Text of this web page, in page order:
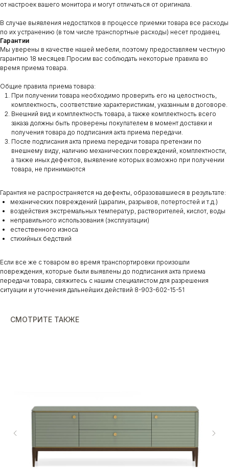
от настроек вашего монитора и могут отличаться от оригинала.
В случае выявления недостатков в процессе приемки товара все расходы
по их устранению (в том числе транспортные расходы) несет продавец.
Гарантии
Мы уверены в качестве нашей мебели, поэтому предоставляем честную
гарантию 18 месяцев.Просим вас соблюдать некоторые правила во
время приема товара.
Общие правила приема товара:
При получении товара необходимо проверить его на целостность,
комплектность, соответствие характеристикам, указанным в договоре.
Внешний вид и комплектность товара, а также комплектность всего
заказа должны быть проверены покупателем в момент доставки и
получения товара до подписания акта приема передачи.
После подписания акта приема передачи товара претензии по
внешнему виду, наличию механических повреждений, комплектности,
а также иных дефектов, выявление которых возможно при получении
товара, не принимаются
Гарантия не распространяется на дефекты, образовавшиеся в результате:
механических повреждений (царапин, разрывов, потертостей и т.д.)
воздействия экстремальных температур, растворителей, кислот, воды
неправильного использования (эксплуатации)
естественного износа
стихийных бедствий
Если все же с товаром во время транспортировки произошли
повреждения, которые были выявлены до подписания акта приема
передачи товара, свяжитесь с нашим специалистом для разрешения
ситуации и уточнения дальнейших действий 8-903-602-15-51
СМОТРИТЕ ТАКЖЕ